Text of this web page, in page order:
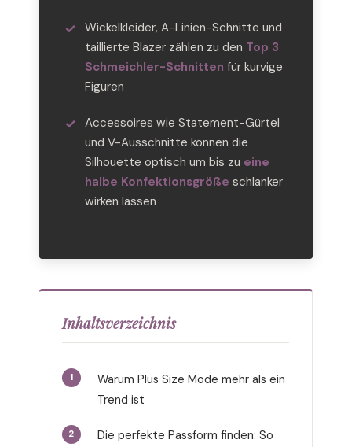
Wickelkleider, A-Linien-Schnitte und
taillierte Blazer zählen zu den Top 3
Schmeichler-Schnitten für kurvige
Figuren
Accessoires wie Statement-Gürtel
und V-Ausschnitte können die
Silhouette optisch um bis zu eine
halbe Konfektionsgröße schlanker
wirken lassen
Inhaltsverzeichnis
Warum Plus Size Mode mehr als ein
Trend ist
Die perfekte Passform finden: So